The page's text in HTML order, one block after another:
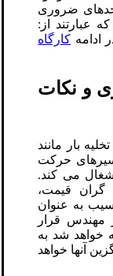
ضروری
عبارتند از:
کارگاه
و نکات
بار مانند
حرکت
را اشغال می کند.
گران قیمت،
به عنوان
قرار
خواهد شد به
آنها خواهد